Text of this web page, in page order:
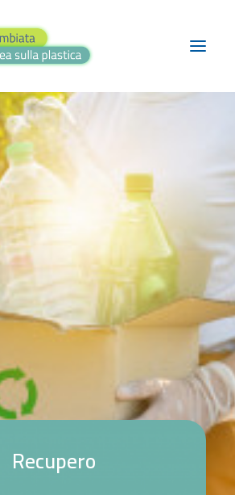
BLOG
PROGETTI
TEATRO
RASSEGNA STAMPA
FAI IL QUIZ!
CONTATTI
Recupero